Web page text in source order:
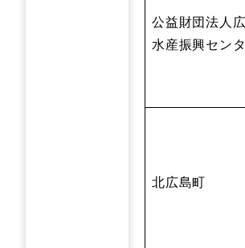
公益財団法人
水産振興セン
北広島町